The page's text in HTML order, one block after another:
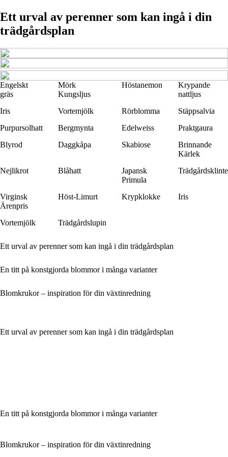
Ett urval av perenner som kan ingå i din
trädgårdsplan
Engelskt
gräs
Mörk
Kungsljus
Höstanemon
Krypande
nattljus
Iris
Vortemjölk Rörblomma
Stäppsalvia
Purpursolhatt
Bergmynta Edelweiss
Praktgaura
Blyrod
Daggkåpa Skabiose
Brinnande
Kärlek
Nejlikrot
Blåhatt
Japansk
Primula
Trädgårdsklinte
Virginsk
Ärenpris
Höst-Limurt Krypklokke Iris
Vortemjölk Trädgårdslupin
Ett urval av perenner som kan ingå i din trädgårdsplan
En titt på konstgjorda blommor i många varianter
Blomkrukor – inspiration för din växtinredning
Ett urval av perenner som kan ingå i din trädgårdsplan
En titt på konstgjorda blommor i många varianter
Blomkrukor – inspiration för din växtinredning